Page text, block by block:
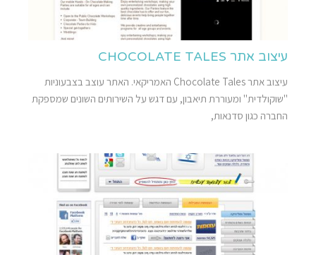
עיצוב אתר CHOCOLATE TALES
עיצוב אתר Chocolate Tales האמריקאי. האתר עוצב בצבעוניות
"שוקולדית" ומעוררת תיאבון, עם דגש על השירותים השונים שמספקת
החברה כגון סדנאות,